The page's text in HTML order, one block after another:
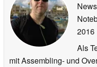
News
2016
Als
mit Assembling- und